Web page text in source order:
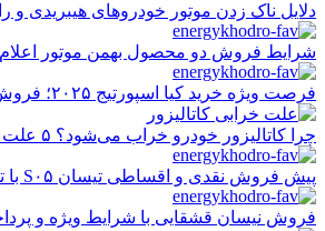
دلایل ناک زدن موتور خودروهای هیبریدی و
شرایط فروش دو محصول بهمن موتور اعلام شد
فرصت ویژه خرید کیا اسپورتیج ۲۰۲۵؛ فروش فوری با تحویل حداکثر ۲۰ روزه و قیمت قطعی
چرا کاتالیزور خودرو خراب می‌شود؟ ۵ علت اصلی که هزینه‌های سنگین ایجاد می‌کند
پیش فروش نقدی و اقساطی تیسان S۰۵ با تحویل آبان – مرداد ۱۴۰۵
فروش نیسان قشقایی با شرایط ویژه و